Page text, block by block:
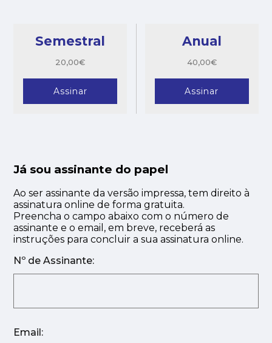
Semestral
20,00€
Assinar
Anual
40,00€
Assinar
Já sou assinante do papel
Ao ser assinante da versão impressa, tem direito à
assinatura online de forma gratuita.
Preencha o campo abaixo com o número de
assinante e o email, em breve, receberá as
instruções para concluir a sua assinatura online.
Nº de Assinante:
Email: